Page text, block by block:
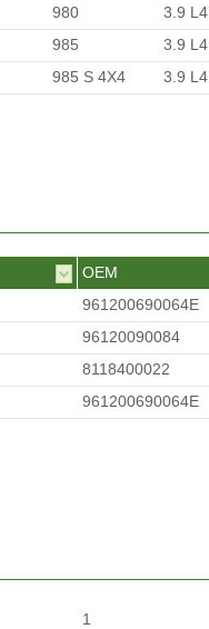
980 3.9 L4
985 3.9 L4
985 S 4X4 3.9 L4
OEM
961200690064E
96120090084
8118400022
961200690064E
1